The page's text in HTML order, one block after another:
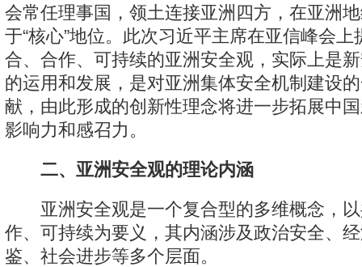
会常任理事国，领土连接亚洲四方，在亚洲
于“核心”地位。此次习近平主席在亚信峰会
合、合作、可持续的亚洲安全观，实际上是
的运用和发展，是对亚洲集体安全机制建设
献，由此形成的创新性理念将进一步拓展中
影响力和感召力。
二、亚洲安全观的理论内涵
亚洲安全观是一个复合型的多维概念，以
作、可持续为要义，其内涵涉及政治安全、
鉴、社会进步等多个层面。